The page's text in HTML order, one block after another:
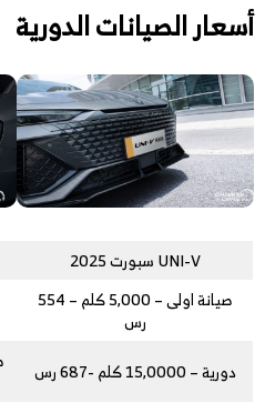
أسعار الصيانات الدورية
UNI-V سبورت 2025
صيانة اولى – 5,000 كلم – 554
رس
دورية – 15,0000 كلم -687 رس